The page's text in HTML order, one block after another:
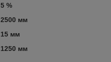
5 %
2500 мм
15 мм
1250 мм